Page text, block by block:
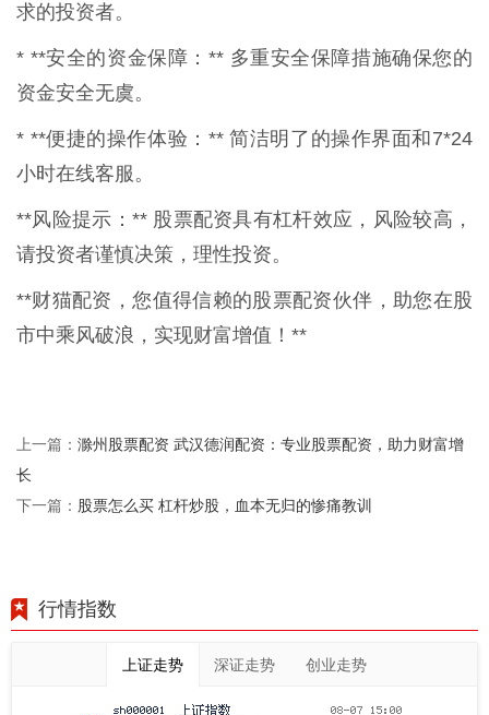
求的投资者。
* **安全的资金保障：** 多重安全保障措施确保您的
资金安全无虞。
* **便捷的操作体验：** 简洁明了的操作界面和7*24
小时在线客服。
**风险提示：** 股票配资具有杠杆效应，风险较高，
请投资者谨慎决策，理性投资。
**财猫配资，您值得信赖的股票配资伙伴，助您在股
市中乘风破浪，实现财富增值！**
上一篇： 滁州股票配资 武汉德润配资：专业股票配资，助力财富增
长
下一篇： 股票怎么买 杠杆炒股，血本无归的惨痛教训
行情指数
上证走势 深证走势 创业走势